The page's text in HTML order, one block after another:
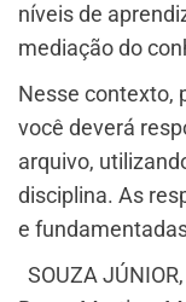
níveis de
mediação do
Nesse contexto,
você deverá
arquivo,
disciplina. As
e
SOUZA